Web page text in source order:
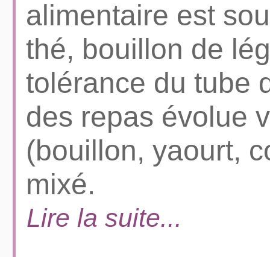
alimentaire est
thé, bouillon de
tolérance du tube
des repas évolue
(bouillon, yaourt,
mixé.
Lire la suite...